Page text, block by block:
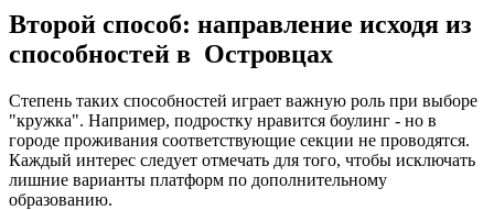
Второй способ: направление исходя из
способностей в Островцах
Степень таких способностей играет важную роль при выборе
"кружка". Например, подростку нравится боулинг - но в
городе проживания соответствующие секции не проводятся.
Каждый интерес следует отмечать для того, чтобы исключать
лишние варианты платформ по дополнительному
образованию.